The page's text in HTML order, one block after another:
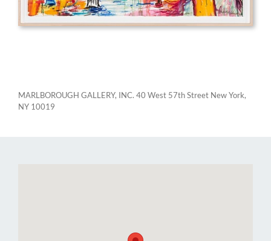
MARLBOROUGH GALLERY, INC. 40 West 57th Street New York,
NY 10019